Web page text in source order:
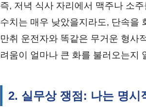
즉, 저녁 식사 자리에서 맥주나 소
수치는 매우 낮았을지라도, 단속을
만취 운전자와 똑같은 무거운 형사
려움이 얼마나 큰 화를 불러오는지
2. 실무상 쟁점: 나는 명시